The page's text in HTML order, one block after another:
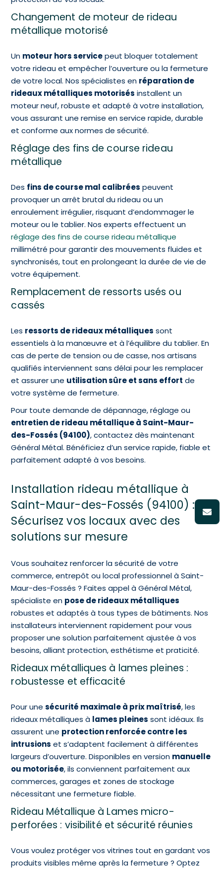
Changement de moteur de rideau
métallique motorisé
Un moteur hors servicepeut bloquer totalement
votre rideau et empêcher l’ouverture ou la fermeture
de votre local. Nos spécialistes en réparation de
rideaux métalliques motorisés installent un
moteur neuf, robuste et adapté à votre installation,
vous assurant une remise en service rapide, durable
et conforme aux normes de sécurité.
Réglage des fins de course rideau
métallique
Des fins de course mal calibrées peuvent
provoquer un arrêt brutal du rideau ou un
enroulement irrégulier, risquant d’endommager le
moteur ou le tablier. Nos experts effectuent un
réglage des fins de course rideau métallique
millimétré pour garantir des mouvements fluides et
synchronisés, tout en prolongeant la durée de vie de
votre équipement.
Remplacement de ressorts usés ou
cassés
Les ressorts de rideaux métalliques sont
essentiels à la manœuvre et à l’équilibre du tablier. En
cas de perte de tension ou de casse, nos artisans
qualifiés interviennent sans délai pour les remplacer
et assurer une utilisation sûre et sans effort de
votre système de fermeture.
Pour toute demande de dépannage, réglage ou
entretien de rideau métallique à Saint-Maur-
des-Fossés (94100), contactez dès maintenant
Général Métal. Bénéficiez d’un service rapide, fiable et
parfaitement adapté à vos besoins.
Installation rideau métallique à
Saint-Maur-des-Fossés (94100) :
Sécurisez vos locaux avec des
solutions sur mesure
Vous souhaitez renforcer la sécurité de votre
commerce, entrepôt ou local professionnel à Saint-
Maur-des-Fossés ? Faites appel à Général Métal,
spécialiste en pose de rideaux métalliques
robustes et adaptés à tous types de bâtiments. Nos
installateurs interviennent rapidement pour vous
proposer une solution parfaitement ajustée à vos
besoins, alliant protection, esthétisme et praticité.
Rideaux métalliques à lames pleines :
robustesse et efficacité
Pour unesécurité maximale à prix maîtrisé, les
rideaux métalliques à lames pleines sont idéaux. Ils
assurent une protection renforcée contre les
intrusions et s’adaptent facilement à différentes
largeurs d’ouverture. Disponibles en version manuelle
ou motorisée, ils conviennent parfaitement aux
commerces, garages et zones de stockage
nécessitant une fermeture fiable.
Rideau Métallique à Lames micro-
perforées : visibilité et sécurité réunies
Vous voulez protéger vos vitrines tout en gardant vos
produits visibles même après la fermeture ? Optez